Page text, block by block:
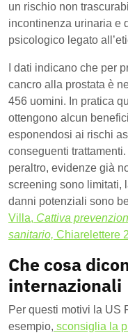
un rischio non
incontinenza urinaria e
psicologico legato
I dati indicano che per
cancro alla prostata è
456 uomini. In pratica
ottengono alcun
esponendosi ai rischi
conseguenti
peraltro, evidenze già
screening sono limitati,
danni potenziali sono
Villa, Cattiva
sanitario, Chiarelettere
Che cosa
internazionali
Per questi motivi la US
esempio, sconsiglia la